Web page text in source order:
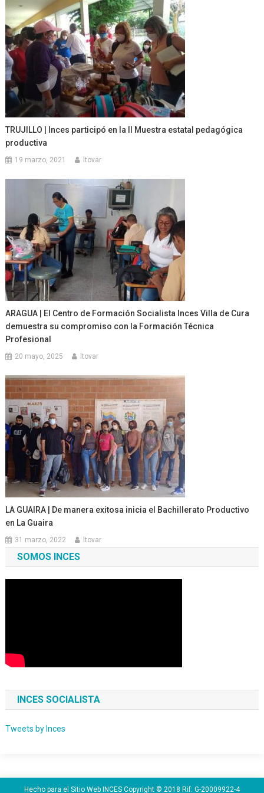
TRUJILLO | Inces participó en la II Muestra estatal pedagógica
productiva
19 marzo, 2021 ltovar
ARAGUA | El Centro de Formación Socialista Inces Villa de Cura
demuestra su compromiso con la Formación Técnica
Profesional
20 mayo, 2025 ltovar
LA GUAIRA | De manera exitosa inicia el Bachillerato Productivo
en La Guaira
31 marzo, 2022 ltovar
SOMOS INCES
INCES SOCIALISTA
Tweets by Inces
Hecho para el Sitio Web INCES Copyright © 2018 Rif: G-20009922-4